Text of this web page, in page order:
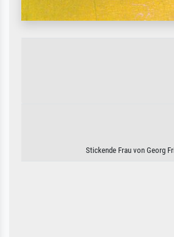
Stickende Frau von Georg